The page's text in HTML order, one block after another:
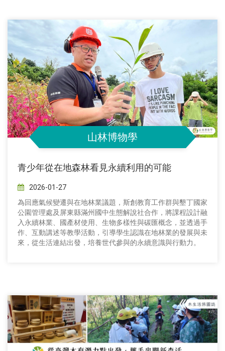
山林博物學
青少年從在地森林看見永續利用的可能
2026-01-27
為回應氣候變遷與在地林業議題，斯創教育工作群與墾丁國家
公園管理處及屏東縣滿州國中生態解說社合作，將課程設計融
入永續林業、國產材使用、生物多樣性與碳匯概念，並透過手
作、互動講述等教學活動，引導學生認識在地林業的發展與未
來，從生活連結出發，培養世代參與的永續意識與行動力。